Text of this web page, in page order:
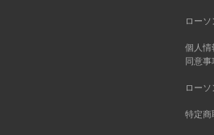
ロー
個人情
同意事
ロー
特定商